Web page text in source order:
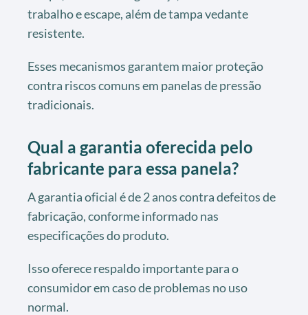
trabalho e escape, além de tampa vedante
resistente.
Esses mecanismos garantem maior proteção
contra riscos comuns em panelas de pressão
tradicionais.
Qual a garantia oferecida pelo
fabricante para essa panela?
A garantia oficial é de 2 anos contra defeitos de
fabricação, conforme informado nas
especificações do produto.
Isso oferece respaldo importante para o
consumidor em caso de problemas no uso
normal.